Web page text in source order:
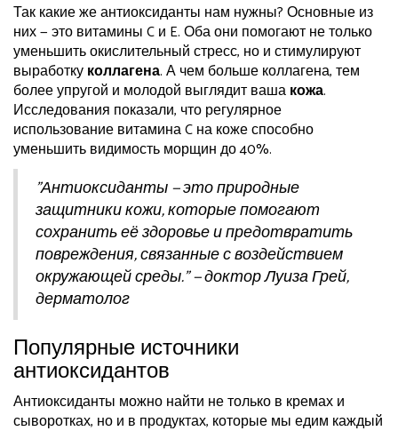
Так какие же антиоксиданты нам нужны? Основные из
них — это витамины C и E. Оба они помогают не только
уменьшить окислительный стресс, но и стимулируют
выработкуколлагена. А чем больше коллагена, тем
более упругой и молодой выглядит вашакожа.
Исследования показали, что регулярное
использование витамина C на коже способно
уменьшить видимость морщин до 40%.
"Антиоксиданты — это природные
защитники кожи, которые помогают
сохранить её здоровье и предотвратить
повреждения, связанные с воздействием
окружающей среды." — доктор Луиза Грей,
дерматолог
Популярные источники
антиоксидантов
Антиоксиданты можно найти не только в кремах и
сыворотках, но и в продуктах, которые мы едим каждый